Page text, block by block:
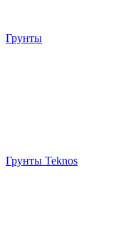
Грунты
Грунты Teknos